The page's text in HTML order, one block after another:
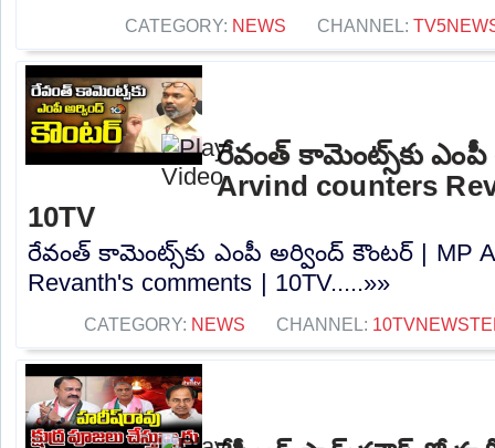
CATEGORY: NEWS CHANNEL:
రేవంత్ కామెంట్స్‌కు ఎంపీ
Arvind counters
10TV
రేవంత్ కామెంట్స్‌కు ఎంపీ అర్వింద్ కౌంటర్ | MP
Revanth's comments | 10TV.....»»
CATEGORY: NEWS CHANNEL: